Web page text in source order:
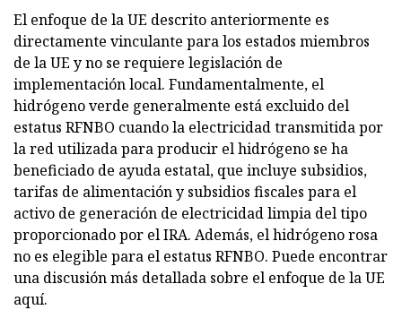
El enfoque de la UE descrito anteriormente es
directamente vinculante para los estados miembros
de la UE y no se requiere legislación de
implementación local. Fundamentalmente, el
hidrógeno verde generalmente está excluido del
estatus RFNBO cuando la electricidad transmitida por
la red utilizada para producir el hidrógeno se ha
beneficiado de ayuda estatal, que incluye subsidios,
tarifas de alimentación y subsidios fiscales para el
activo de generación de electricidad limpia del tipo
proporcionado por el IRA. Además, el hidrógeno rosa
no es elegible para el estatus RFNBO. Puede encontrar
una discusión más detallada sobre el enfoque de la UE
aquí.